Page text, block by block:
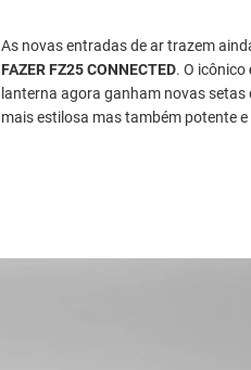
As novas entradas de ar trazem
FAZER FZ25 CONNECTED. O icônico
lanterna agora ganham novas
mais estilosa mas também potente